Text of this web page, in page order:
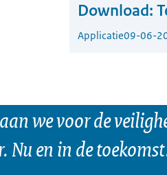
Download:
Applicatie09-06-
we voor de
Nu en in de